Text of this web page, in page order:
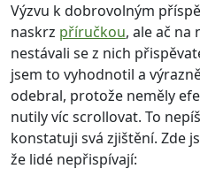
Výzvu k dobrovolným
naskrz příručkou, ale ač na
nestávali se z nich
jsem to vyhodnotil a
odebral, protože neměly
nutily víc scrollovat. To
konstatuji svá zjištění. Zde
že lidé nepřispívají: